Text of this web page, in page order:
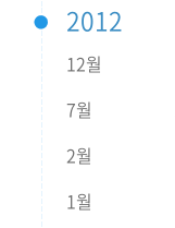
2012
12월
7월
2월
1월